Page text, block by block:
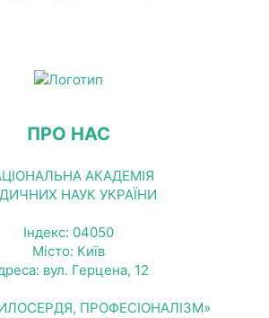
ПРО НАС
АКАДЕМІЯ
НАУК УКРАЇНИ
Індекс: 04050
Місто: Київ
вул. Герцена, 12
ПРОФЕСІОНАЛІЗМ»